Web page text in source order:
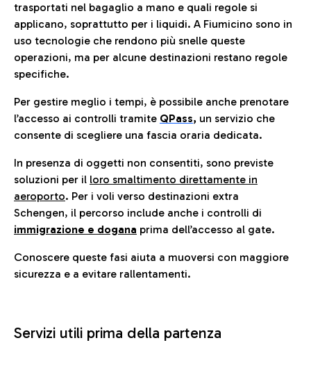
trasportati nel bagaglio a mano e quali regole si
applicano, soprattutto per i liquidi. A Fiumicino sono in
uso tecnologie che rendono più snelle queste
operazioni, ma per alcune destinazioni restano regole
specifiche.
Per gestire meglio i tempi, è possibile anche prenotare
l’accesso ai controlli tramite QPass, un servizio che
consente di scegliere una fascia oraria dedicata.
In presenza di oggetti non consentiti, sono previste
soluzioni per il loro smaltimento direttamente in
aeroporto. Per i voli verso destinazioni extra
Schengen, il percorso include anche i controlli di
immigrazione e dogana prima dell’accesso al gate.
Conoscere queste fasi aiuta a muoversi con maggiore
sicurezza e a evitare rallentamenti.
Servizi utili prima della partenza